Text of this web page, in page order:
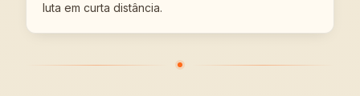
luta em curta distância.